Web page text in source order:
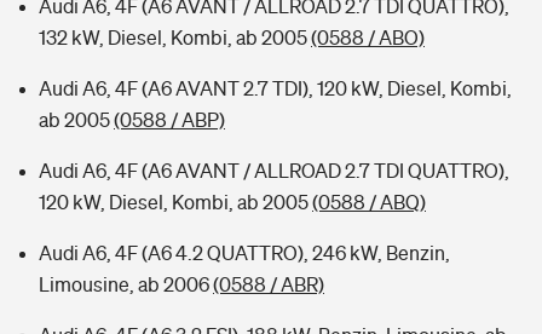
Audi A6, 4F (A6 AVANT / ALLROAD 2.7 TDI QUATTRO),
132 kW, Diesel, Kombi, ab 2005(0588 / ABO)
Audi A6, 4F (A6 AVANT 2.7 TDI), 120 kW, Diesel, Kombi,
ab 2005(0588 / ABP)
Audi A6, 4F (A6 AVANT / ALLROAD 2.7 TDI QUATTRO),
120 kW, Diesel, Kombi, ab 2005(0588 / ABQ)
Audi A6, 4F (A6 4.2 QUATTRO), 246 kW, Benzin,
Limousine, ab 2006(0588 / ABR)